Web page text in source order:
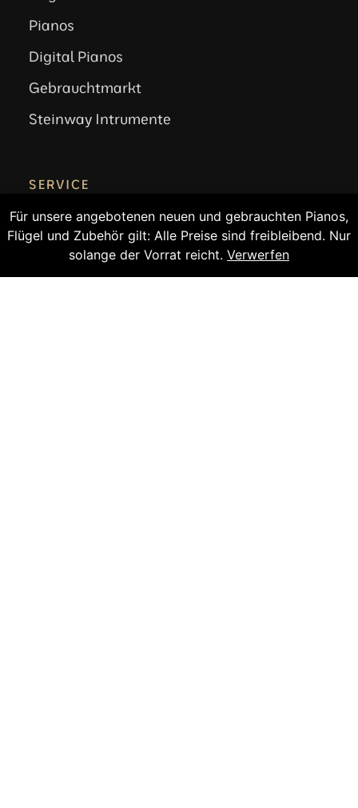
Pianos
Digital Pianos
Gebrauchtmarkt
Steinway Intrumente
SERVICE
Klavierstimmen
Reparatur
Klavier stimmen?
Für unsere angebotenen neuen und gebrauchten Pianos,
Flügel und Zubehör gilt: Alle Preise sind freibleibend. Nur
solange der Vorrat reicht. Verwerfen